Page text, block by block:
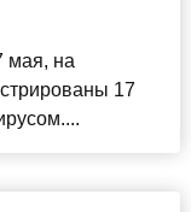
мая, на
17